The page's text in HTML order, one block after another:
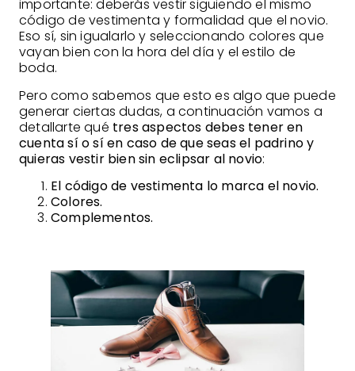
importante: deberás vestir siguiendo el mismo
código de vestimenta y formalidad que el novio.
Eso sí, sin igualarlo y seleccionando colores que
vayan bien con la hora del día y el estilo de
boda.
Pero como sabemos que esto es algo que puede
generar ciertas dudas, a continuación vamos a
detallarte qué tres aspectos debes tener en
cuenta sí o sí en caso de que seas el padrino y
quieras vestir bien sin eclipsar al novio:
El código de vestimenta lo marca el novio.
Colores.
Complementos.